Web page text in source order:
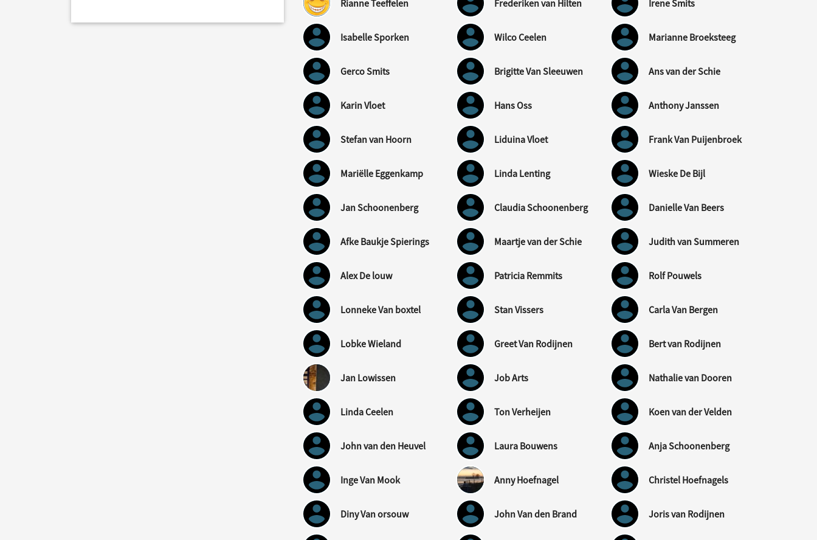
Rianne Teeffelen Frederiken van Hilten Irene Smits
Isabelle Sporken Wilco Ceelen Marianne Broeksteeg
Gerco Smits Brigitte Van Sleeuwen Ans van der Schie
Karin Vloet Hans Oss Anthony Janssen
Stefan van Hoorn Liduina Vloet Frank Van Puijenbroek
Mariëlle Eggenkamp Linda Lenting Wieske De Bijl
Jan Schoonenberg Claudia Schoonenberg Danielle Van Beers
Afke Baukje Spierings Maartje van der Schie Judith van Summeren
Alex De louw Patricia Remmits Rolf Pouwels
Lonneke Van boxtel Stan Vissers Carla Van Bergen
Lobke Wieland Greet Van Rodijnen Bert van Rodijnen
Jan Lowissen Job Arts Nathalie van Dooren
Linda Ceelen Ton Verheijen Koen van der Velden
John van den Heuvel Laura Bouwens Anja Schoonenberg
Inge Van Mook Anny Hoefnagel Christel Hoefnagels
Diny Van orsouw John Van den Brand Joris van Rodijnen